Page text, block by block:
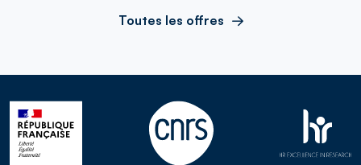
Toutes les offres